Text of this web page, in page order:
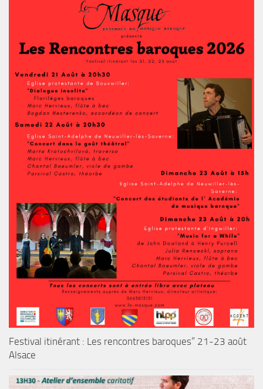
Festival itinérant : Les rencontres baroques” 21-23 août
Alsace